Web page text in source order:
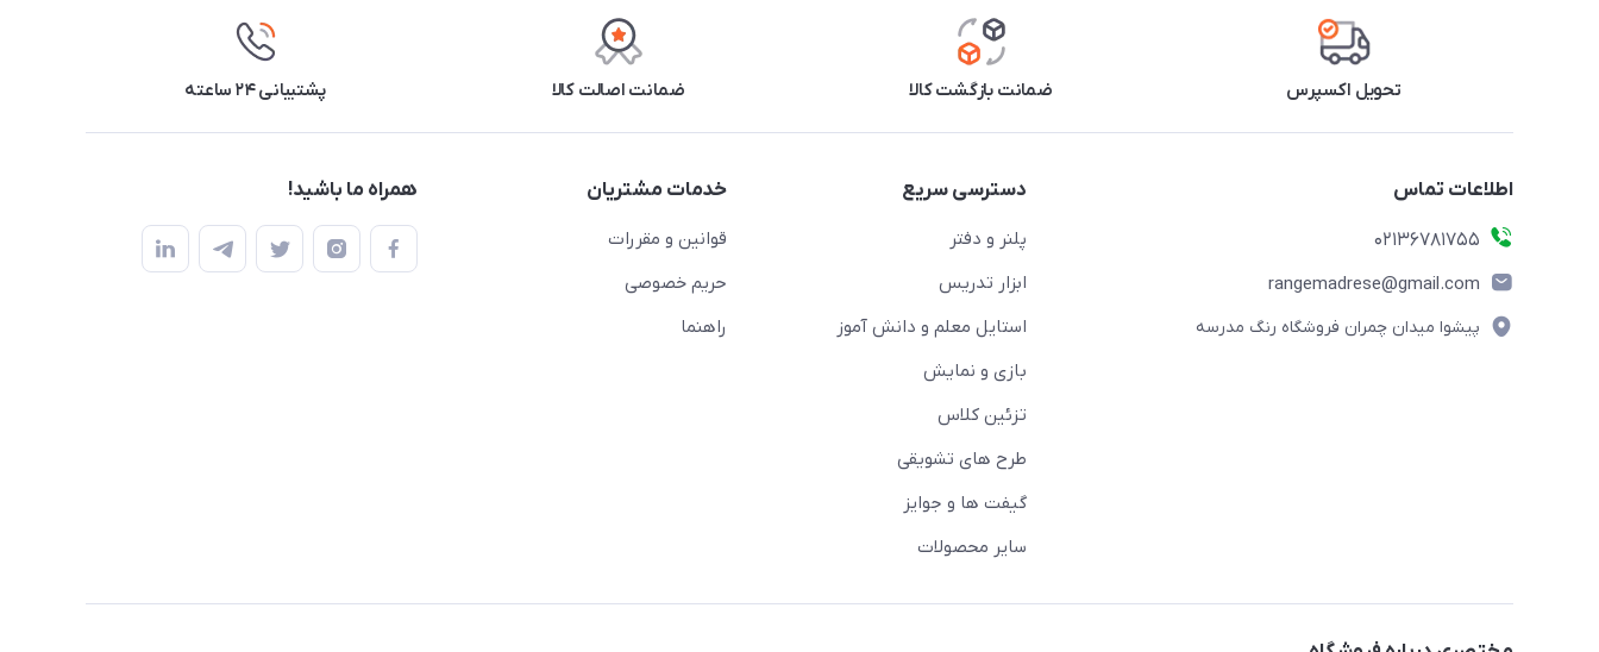
تحویل اکسپرس ضمانت بازگشت کالا ضمانت اصالت کالا پشتیبانی ۲۴ ساعته
اطلاعات تماس
02136781755
rangemadrese@gmail.com
پیشوا میدان چمران فروشگاه رنگ مدرسه
دسترسی سریع
پلنر و دفتر
ابزار تدریس
استایل معلم و دانش آموز
بازی و نمایش
تزئین کلاس
طرح های تشویقی
گیفت ها و جوایز
سایر محصولات
خدمات مشتریان
قوانین و مقررات
حریم خصوصی
راهنما
همراه ما باشید!